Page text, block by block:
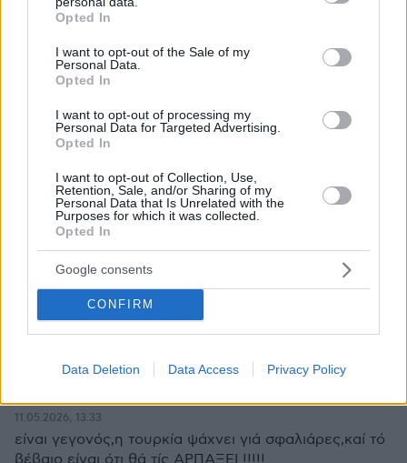
grant or deny consent to Google and its third-party tags to
use your data for below specified purposes in below Google
consent section.
Opted In
I want to opt-out of the Sale of my
Personal Data.
Opted In
I want to opt-out of processing my
Personal Data for Targeted Advertising.
Opted In
I want to opt-out of Collection, Use,
Retention, Sale, and/or Sharing of my
Personal Data that Is Unrelated with the
Purposes for which it was collected.
Opted In
Google consents
CONFIRM
Data Deletion Data Access Privacy Policy
11.05.2026, 13:43
Πολιτική της μονόπολης και του 6χρονου. Εμάς
καλύπτει. Αν δεν φτάνει έχουμε βιβλιογραφεία να
πάμε βόλτα όπου θέλουν τα μεμέτια..
Για να δούμε
11.05.2026, 13:43
Τη γνώμη έχει και το Ισραήλ. Θα το επιτρέψει, και οι
υπόλοιποι ξένοι, αλλά βασικά το Ισραήλ.
ΑΠΑΝΤΗΣΗ
Γιαννης
11.05.2026, 13:33
είναι γεγονός,η τουρκία ψάχνει γιά σφαλιάρες,καί τό
βέβαιο είναι ότι θά τίς ΑΡΠΑΞΕΙ !!!!!